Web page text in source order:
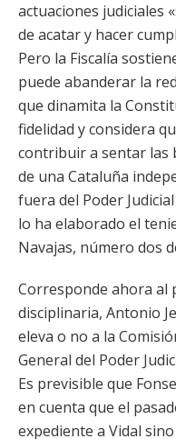
actuaciones judiciales
de acatar y hacer
Pero la Fiscalía
puede abanderar la
que dinamita la
fidelidad y considera
contribuir a sentar las
de una Cataluña
fuera del Poder
lo ha elaborado el
Navajas, número dos
Corresponde ahora al
disciplinaria, Antonio
eleva o no a la
General del Poder
Es previsible que
en cuenta que el
expediente a Vidal